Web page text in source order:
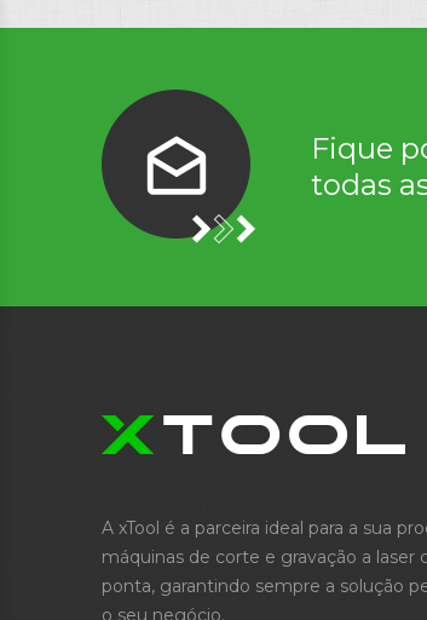
Fique
todas
A xTool é a parceira ideal para a sua
máquinas de corte e gravação a laser
ponta, garantindo sempre a solução
o seu negócio.